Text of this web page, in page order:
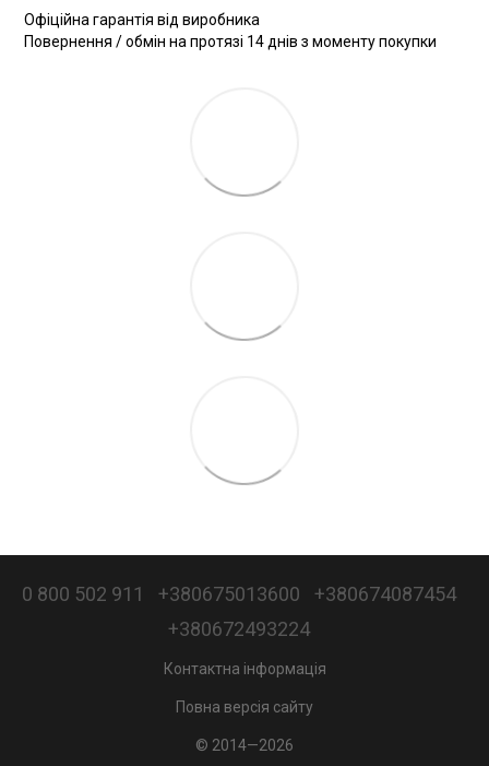
Офіційна гарантія від виробника
Повернення / обмін на протязі 14 днів з моменту покупки
0 800 502 911 +380675013600
+380674087454
+380672493224
Контактна інформація
Повна версія сайту
© 2014—2026